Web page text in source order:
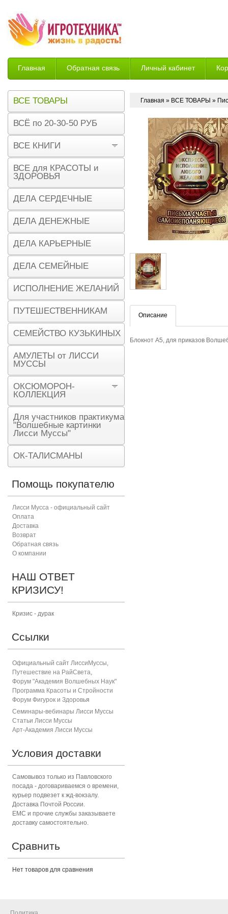
Главная Обратная связь Личный кабинет
Возврат
Главная » ВСЕ ТОВАРЫ »
Описание
Блокнот А5, для приказов
ВСЕ ТОВАРЫ
ВСЁ по 20-30-50 РУБ
ВСЕ КНИГИ
ВСЕ для КРАСОТЫ и
ЗДОРОВЬЯ
ДЕЛА СЕРДЕЧНЫЕ
ДЕЛА ДЕНЕЖНЫЕ
ДЕЛА КАРЬЕРНЫЕ
ДЕЛА СЕМЕЙНЫЕ
ИСПОЛНЕНИЕ ЖЕЛАНИЙ
ПУТЕШЕСТВЕННИКАМ
СЕМЕЙСТВО КУЗЬКИНЫХ
АМУЛЕТЫ от ЛИССИ
МУССЫ
ОКСЮМОРОН-
КОЛЛЕКЦИЯ
Для участников практикума
"Волшебные картинки
Лисси Муссы"
ОК-ТАЛИСМАНЫ
Помощь покупателю
Лисси Мусса - официальный сайт
Оплата
Доставка
Возврат
Обратная связь
О компании
НАШ ОТВЕТ
КРИЗИСУ!
Кризис - дурак
Ссылки
Официальный сайт ЛиссиМуссы,
Путешествие на РайСвета,
Форум "Академия Волшебных Наук"
Программа Красоты и Стройности
Форум Фигурок и Здоровья
Семинары-вебинары Лисси Муссы
Статьи Лисси Муссы
Арт-Академия Лисси Муссы
Условия доставки
Самовывоз только из Павловского
посада - договариваемся о времени,
курьер подвезет к жд-вокзалу.
Доставка Почтой России.
ЕМС и прочие службы заказываете
доставку самостоятельно.
Сравнить
Нет товаров для сравнения